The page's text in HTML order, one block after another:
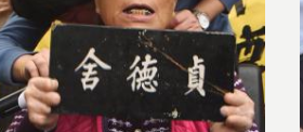
僅影響文化保存，更可能演變
願：共贏方案是否可能實現？〉